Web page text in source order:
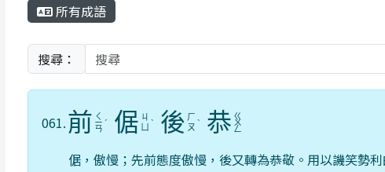
所有成語
搜尋：
061.前 ㄑ
ㄧ
ㄢ
ˊ 倨 ㄐ
ˋ 後 ㄏ
ㄡ ˋ 恭 ㄍ
ㄨ
ㄥ
倨，傲慢；先前態度傲慢，後又轉為恭敬。用以譏笑勢